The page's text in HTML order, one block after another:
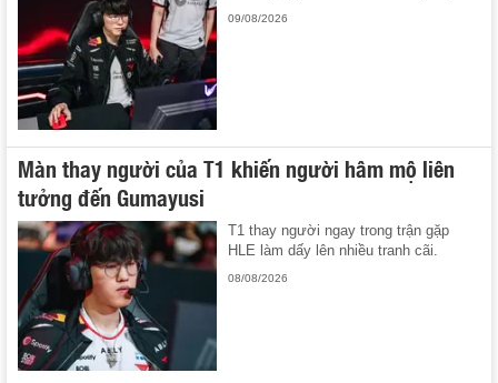
09/08/2026
Màn thay người của T1 khiến người hâm mộ liên
tưởng đến Gumayusi
T1 thay người ngay trong trận gặp
HLE làm dấy lên nhiều tranh cãi.
08/08/2026